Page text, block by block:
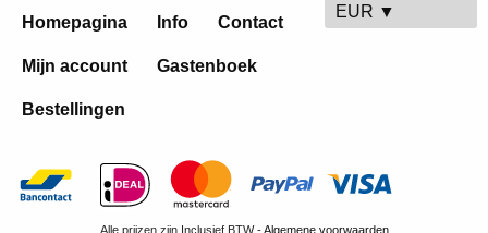
Homepagina Info Contact
Mijn account Gastenboek
Bestellingen
EUR ▼
Alle prijzen zijn Inclusief BTW -Algemene voorwaarden